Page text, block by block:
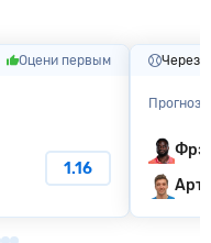
Оцени первым
1.16
Через
Прогноз